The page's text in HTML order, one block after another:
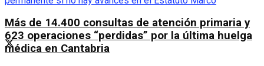
Más de 14.400 consultas de atención primaria y
623 operaciones “perdidas” por la última huelga
médica en Cantabria